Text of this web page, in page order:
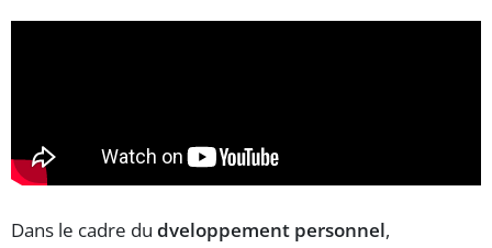
Dans le cadre du dveloppement personnel,